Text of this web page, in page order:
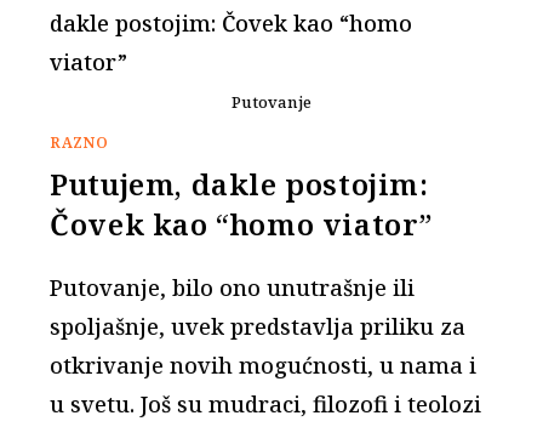
Putovanje
RAZNO
Putujem, dakle postojim:
Čovek kao “homo viator”
Putovanje, bilo ono unutrašnje ili
spoljašnje, uvek predstavlja priliku za
otkrivanje novih mogućnosti, u nama i
u svetu. Još su mudraci, filozofi i teolozi